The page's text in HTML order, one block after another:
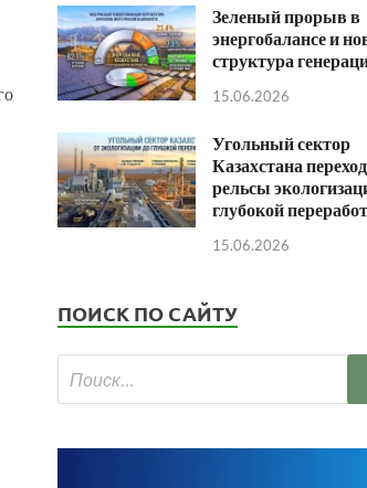
Зеленый прорыв в
энергобалансе и
структура
15.06.2026
Угольный сектор
Казахстана
рельсы
глубокой
15.06.2026
ПОИСК ПО САЙТУ